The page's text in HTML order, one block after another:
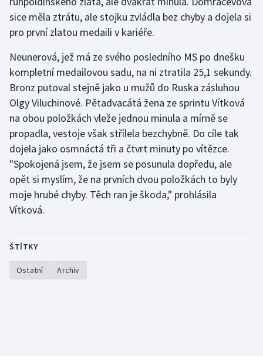
Sportovní střelba
Stolní tenis
Triatlon
Veslování
Vodní slalom
Volejbal
Ostatní
sice měla ztrátu, ale stojku zvládla bez chyby a dojela si
pro první zlatou medaili v kariéře.
Neunerová, jež má ze svého posledního MS po dnešku
kompletní medailovou sadu, na ni ztratila 25,1 sekundy.
Bronz putoval stejně jako u mužů do Ruska zásluhou
Olgy Viluchinové. Pětadvacátá žena ze sprintu Vítková
na obou položkách vleže jednou minula a mírně se
propadla, vestoje však střílela bezchybně. Do cíle tak
dojela jako osmnáctá tři a čtvrt minuty po vítězce.
"Spokojená jsem, že jsem se posunula dopředu, ale
opět si myslím, že na prvních dvou položkách to byly
moje hrubé chyby. Těch ran je škoda," prohlásila
Vítková.
ŠTÍTKY
Ostatní Archiv